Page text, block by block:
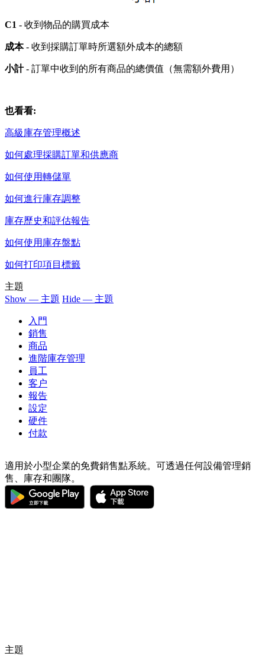
C1 - 收到物品的購買成本
成本- 收到採購訂單時所選額外成本的總額
小計- 訂單中收到的所有商品的總價值（無需額外費用）
也看看:
高級庫存管理概述
如何處理採購訂單和供應商
如何使用轉儲單
如何進行庫存調整
庫存歷史和評估報告
如何使用庫存盤點
如何打印項目標籤
主題
Show — 主題 Hide — 主題
入門
銷售
商品
進階庫存管理
員工
客户
報告
設定
硬件
付款
適用於小型企業的免費銷售點系統。可透過任何設備管理銷
售、庫存和團隊。
主題